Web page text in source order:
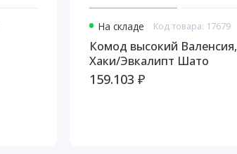
На складе Код товара: 17679
Комод высокий Валенсия,
Хаки/Эвкалипт Шато
159.103 ₽